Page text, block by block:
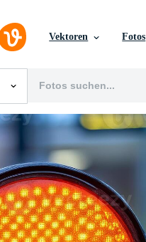
Vektoren Fotos